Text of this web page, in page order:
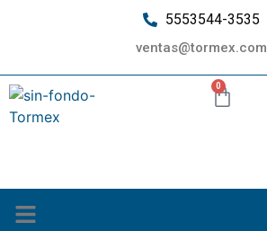
5553544-3535
ventas@tormex.com
0